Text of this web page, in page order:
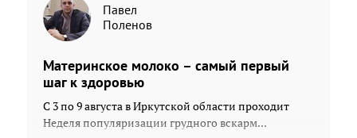
Павел
Поленов
Материнское молоко – самый первый
шаг к здоровью
С 3 по 9 августа в Иркутской области проходит
Неделя популяризации грудного вскарм...